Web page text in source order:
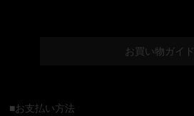
お買い物ガイド
■お支払い方法